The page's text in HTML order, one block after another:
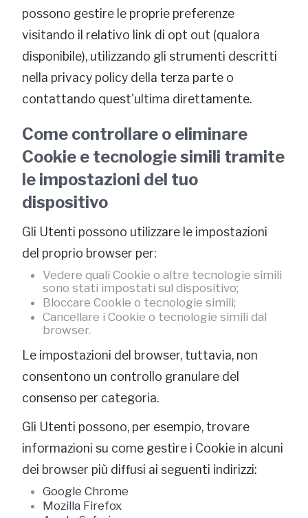
possono gestire le proprie preferenze
visitando il relativo link di opt out (qualora
disponibile), utilizzando gli strumenti descritti
nella privacy policy della terza parte o
contattando quest'ultima direttamente.
Come controllare o eliminare
Cookie e tecnologie simili tramite
le impostazioni del tuo
dispositivo
Gli Utenti possono utilizzare le impostazioni
del proprio browser per:
Vedere quali Cookie o altre tecnologie simili
sono stati impostati sul dispositivo;
Bloccare Cookie o tecnologie simili;
Cancellare i Cookie o tecnologie simili dal
browser.
Le impostazioni del browser, tuttavia, non
consentono un controllo granulare del
consenso per categoria.
Gli Utenti possono, per esempio, trovare
informazioni su come gestire i Cookie in alcuni
dei browser più diffusi ai seguenti indirizzi:
Google Chrome
Mozilla Firefox